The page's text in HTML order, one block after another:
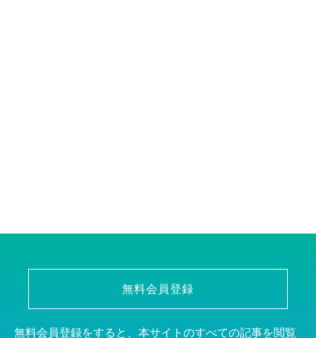
無料会員登録
無料会員登録をすると、本サイトのすべての記事を閲覧